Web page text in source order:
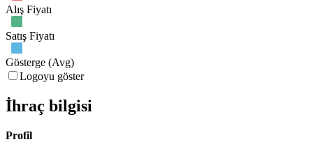
Alış Fiyatı
Satış Fiyatı
Gösterge (Avg)
Logoyu göster
İhraç bilgisi
Profil